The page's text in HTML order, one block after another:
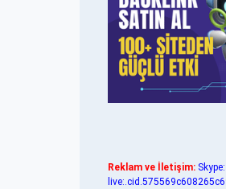
Reklam ve İletişim: Skype: